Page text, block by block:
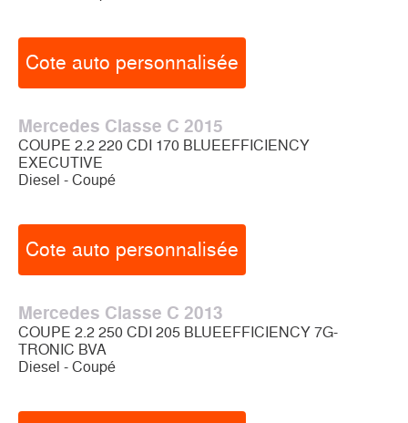
Cote auto personnalisée
Mercedes Classe C 2015
COUPE 2.2 220 CDI 170 BLUEEFFICIENCY
EXECUTIVE
Diesel - Coupé
Cote auto personnalisée
Mercedes Classe C 2013
COUPE 2.2 250 CDI 205 BLUEEFFICIENCY 7G-
TRONIC BVA
Diesel - Coupé